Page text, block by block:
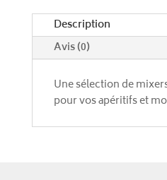
:
Description
Avis (0)
Une sélection de
pour vos apéritifs et